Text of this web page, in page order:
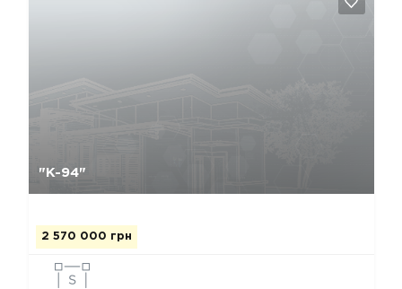
"К-94"
2 570 000 грн